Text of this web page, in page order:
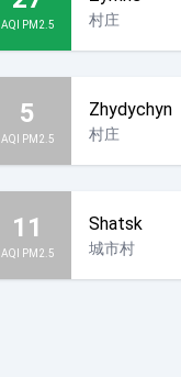
AQI PM2.5 村庄
5
AQI PM2.5
Zhydychyn
村庄
11
AQI PM2.5
Shatsk
城市村